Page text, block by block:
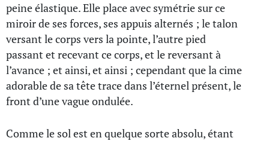
peine élastique. Elle place avec symétrie sur ce
miroir de ses forces, ses appuis alternés ; le talon
versant le corps vers la pointe, l’autre pied
passant et recevant ce corps, et le reversant à
l’avance ; et ainsi, et ainsi ; cependant que la cime
adorable de sa tête trace dans l’éternel présent, le
front d’une vague ondulée.
Comme le sol est en quelque sorte absolu, étant